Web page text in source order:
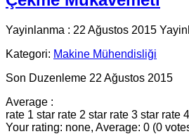
Yayinlanma : 22 Ağustos 2015
Kategori: Makine Mühendisliği
Son Duzenleme 22 Ağustos 2015
Average :
rate 1 star rate 2 star rate 3 star rate
Your rating: none, Average: 0 (0